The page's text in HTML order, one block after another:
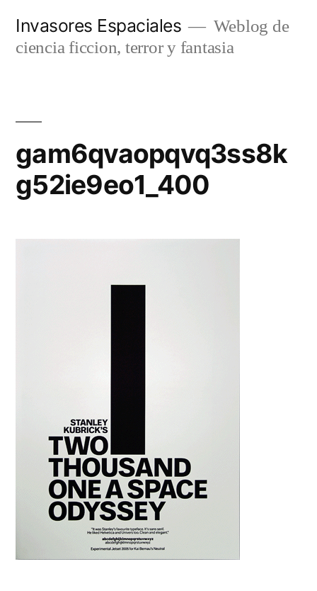
Invasores Espaciales
Weblog de
ciencia ficcion, terror y fantasia
gam6qvaopqvq3ss8k
g52ie9eo1_400